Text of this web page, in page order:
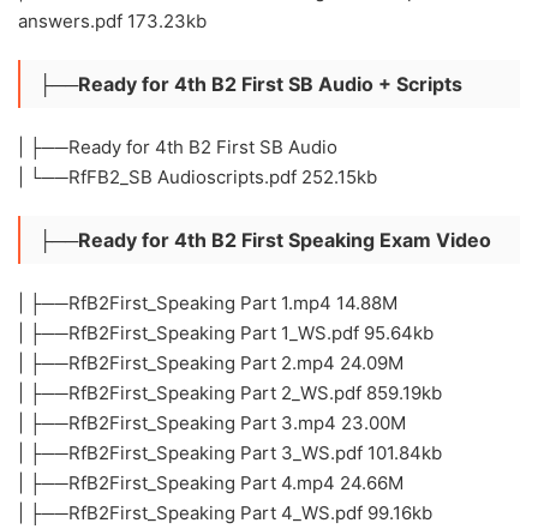
answers.pdf 173.23kb
├──Ready for 4th B2 First SB Audio + Scripts
| ├──Ready for 4th B2 First SB Audio
| └──RfFB2_SB Audioscripts.pdf 252.15kb
├──Ready for 4th B2 First Speaking Exam Video
| ├──RfB2First_Speaking Part 1.mp4 14.88M
| ├──RfB2First_Speaking Part 1_WS.pdf 95.64kb
| ├──RfB2First_Speaking Part 2.mp4 24.09M
| ├──RfB2First_Speaking Part 2_WS.pdf 859.19kb
| ├──RfB2First_Speaking Part 3.mp4 23.00M
| ├──RfB2First_Speaking Part 3_WS.pdf 101.84kb
| ├──RfB2First_Speaking Part 4.mp4 24.66M
| ├──RfB2First_Speaking Part 4_WS.pdf 99.16kb